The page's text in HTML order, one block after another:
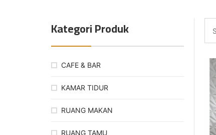
Jepara
Kategori Produk
CAFE & BAR
KAMAR TIDUR
RUANG MAKAN
RUANG TAMU